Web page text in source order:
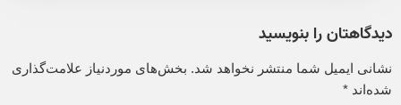
دیدگاهتان را بنویسید
نشانی ایمیل شما منتشر نخواهد شد. بخش‌های موردنیاز علامت‌گذاری
شده‌اند*